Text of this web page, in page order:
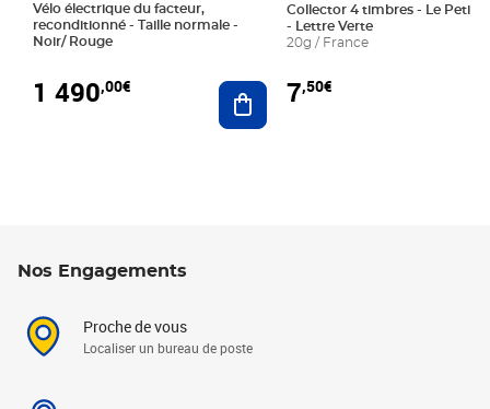
Vélo électrique du facteur,
reconditionné - Taille normale -
Noir/ Rouge
1 490,00€ Ajouter au panier
Collector 4 timbres - Le Petit
- Lettre Verte
20g / France
7,50€
Nos Engagements
Proche de vous
Localiser un bureau de poste